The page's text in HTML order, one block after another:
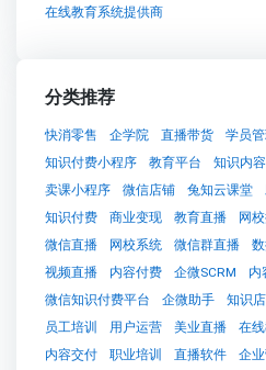
在线教育系统提供商
分类推荐
快消零售 企学院 直播带货 学员
知识付费小程序
教育平台 知识内
卖课小程序
微信店铺 兔知云课堂
知识付费
商业变现 教育直播 网
微信直播
网校系统 微信群直播
视频直播
内容付费 企微SCRM 内
微信知识付费平台
企微助手 知识
员工培训
用户运营 美业直播 在
内容交付
职业培训 直播软件 企